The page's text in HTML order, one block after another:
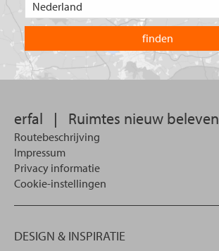
u?
land
waarin
u
wilt
zoeken.
erfal | Ruimtes nieuw beleven
Routebeschrijving
Impressum
Privacy informatie
Cookie-instellingen
DESIGN & INSPIRATIE